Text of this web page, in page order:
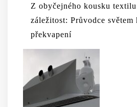
Z obyčejného kousku
záležitost: Průvodce světem
překvapení